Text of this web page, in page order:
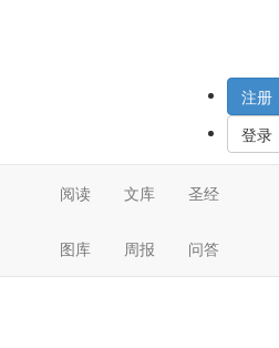
注册
登录
阅读 文库 圣经
图库 周报 问答